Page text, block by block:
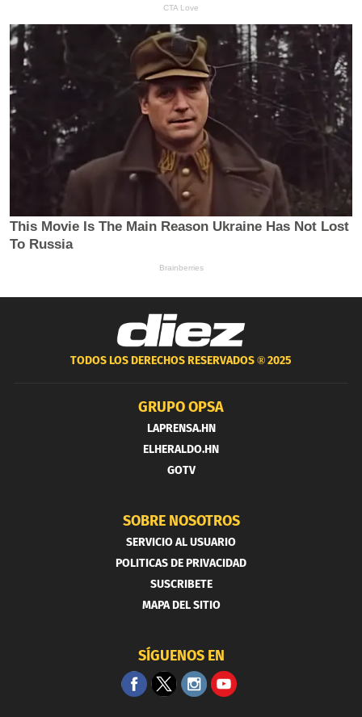
TODOS LOS DERECHOS RESERVADOS ®2025
GRUPO OPSA
LAPRENSA.HN
ELHERALDO.HN
GOTV
SOBRE NOSOTROS
SERVICIO AL USUARIO
POLITICAS DE PRIVACIDAD
SUSCRIBETE
MAPA DEL SITIO
SÍGUENOS EN